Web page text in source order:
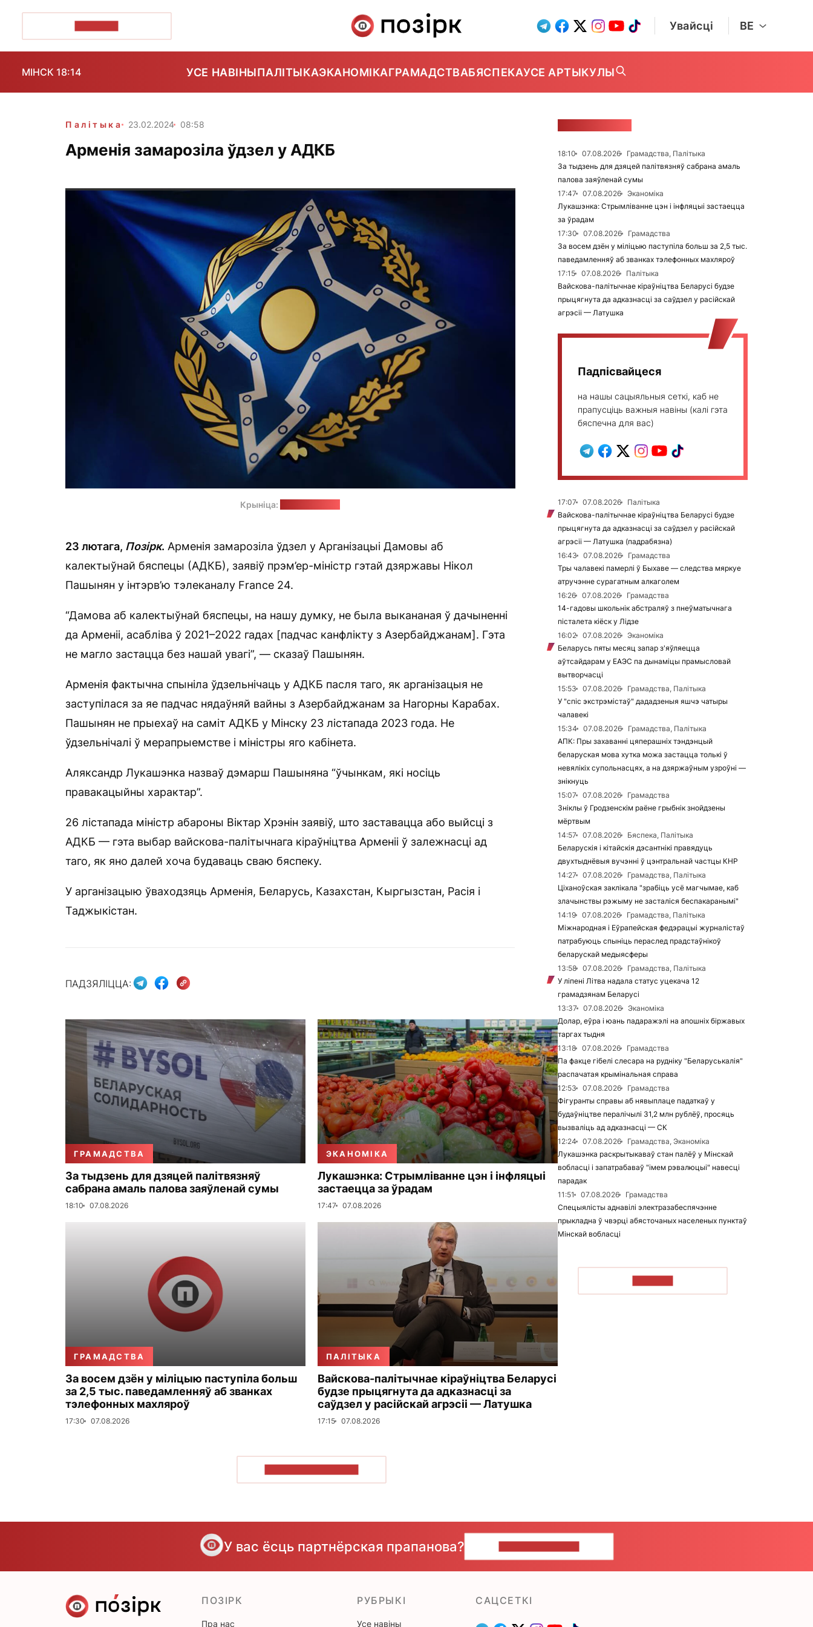
Увайсці BE
МІНСК 18:14 УСЕ НАВІНЫПАЛІТЫКАЭКАНОМІКАГРАМАДСТВАБЯСПЕКАУСЕ АРТЫКУЛЫ
Палітыка 23.02.2024 08:58
Арменія замарозіла ўдзел у АДКБ
Крыніца:
23 лютага, Позірк. Арменія замарозіла ўдзел у Арганізацыі Дамовы аб
калектыўнай бяспецы (АДКБ), заявіў прэм’ер-міністр гэтай дзяржавы Нікол
Пашынян у інтэрв’ю тэлеканалу France 24.
“Дамова аб калектыўнай бяспецы, на нашу думку, не была выкананая ў дачыненні
да Арменіі, асабліва ў 2021–2022 гадах [падчас канфлікту з Азербайджанам]. Гэта
не магло застацца без нашай увагі”, — сказаў Пашынян.
Арменія фактычна спыніла ўдзельнічаць у АДКБ пасля таго, як арганізацыя не
заступілася за яе падчас нядаўняй вайны з Азербайджанам за Нагорны Карабах.
Пашынян не прыехаў на саміт АДКБ у Мінску 23 лістапада 2023 года. Не
ўдзельнічалі ў мерапрыемстве і міністры яго кабінета.
Аляксандр Лукашэнка назваў дэмарш Пашыняна “ўчынкам, які носіць
правакацыйны характар”.
26 лістапада міністр абароны Віктар Хрэнін заявіў, што заставацца або выйсці з
АДКБ — гэта выбар вайскова-палітычнага кіраўніцтва Арменіі ў залежнасці ад
таго, як яно далей хоча будаваць сваю бяспеку.
У арганізацыю ўваходзяць Арменія, Беларусь, Казахстан, Кыргызстан, Расія і
Таджыкістан.
ПАДЗЯЛІЦЦА:
ГРАМАДСТВА
За тыдзень для дзяцей палітвязняў
сабрана амаль палова заяўленай сумы
18:10 07.08.2026
ЭКАНОМІКА
Лукашэнка: Стрымліванне цэн і інфляцыі
застаецца за ўрадам
17:47 07.08.2026
ГРАМАДСТВА
За восем дзён у міліцыю паступіла больш
за 2,5 тыс. паведамленняў аб званках
тэлефонных махляроў
17:30 07.08.2026
ПАЛІТЫКА
Вайскова-палітычнае кіраўніцтва Беларусі
будзе прыцягнута да адказнасці за
саўдзел у расійскай агрэсіі — Латушка
17:15 07.08.2026
18:10 07.08.2026
Грамадства, Палітыка
За тыдзень для дзяцей палітвязняў сабрана амаль
палова заяўленай сумы
17:47
07.08.2026
Эканоміка
Лукашэнка: Стрымліванне цэн і інфляцыі застаецца
за ўрадам
17:30
07.08.2026
Грамадства
За восем дзён у міліцыю паступіла больш за 2,5 тыс.
паведамленняў аб званках тэлефонных махляроў
17:15
07.08.2026
Палітыка
Вайскова-палітычнае кіраўніцтва Беларусі будзе
прыцягнута да адказнасці за саўдзел у расійскай
агрэсіі — Латушка
Падпісвайцеся
на нашы сацыяльныя сеткі, каб не
прапусціць важныя навіны (калі гэта
бяспечна для вас)
17:07 07.08.2026
Палітыка
Вайскова-палітычнае кіраўніцтва Беларусі будзе
прыцягнута да адказнасці за саўдзел у расійскай
агрэсіі — Латушка (падрабязна)
16:43
07.08.2026
Грамадства
Тры чалавекі памерлі ў Быхаве — следства мяркуе
атручэнне сурагатным алкаголем
16:26
07.08.2026
Грамадства
14-гадовы школьнік абстраляў з пнеўматычнага
пісталета кіёск у Лідзе
16:02
07.08.2026
Эканоміка
Беларусь пяты месяц запар з'яўляецца
аўтсайдарам у ЕАЭС па дынаміцы прамысловай
вытворчасці
15:53
07.08.2026
Грамадства, Палітыка
У "спіс экстрэмістаў" дададзеныя яшчэ чатыры
чалавекі
15:34
07.08.2026
Грамадства, Палітыка
АПК: Пры захаванні цяперашніх тэндэнцый
беларуская мова хутка можа застацца толькі ў
невялікіх супольнасцях, а на дзяржаўным узроўні —
знікнуць
15:07
07.08.2026
Грамадства
Зніклы ў Гродзенскім раёне грыбнік знойдзены
мёртвым
14:57
07.08.2026
Бяспека, Палітыка
Беларускія і кітайскія дэсантнікі правядуць
двухтыднёвыя вучэнні ў цэнтральнай частцы КНР
14:27
07.08.2026
Грамадства, Палітыка
Ціханоўская заклікала "зрабіць усё магчымае, каб
злачынствы рэжыму не засталіся беспакаранымі"
14:19
07.08.2026
Грамадства, Палітыка
Міжнародная і Еўрапейская федэрацыі журналістаў
патрабуюць спыніць пераслед прадстаўнікоў
беларускай медыясферы
13:58
07.08.2026
Грамадства, Палітыка
У ліпені Літва надала статус уцекача 12
грамадзянам Беларусі
13:37
07.08.2026
Эканоміка
Долар, еўра і юань падаражэлі на апошніх біржавых
таргах тыдня
13:18
07.08.2026
Грамадства
Па факце гібелі слесара на рудніку "Беларуськалія"
распачатая крымінальная справа
12:53
07.08.2026
Грамадства
Фігуранты справы аб нявыплаце падаткаў у
будаўніцтве пералічылі 31,2 млн рублёў, просяць
вызваліць ад адказнасці — СК
12:24
07.08.2026
Грамадства, Эканоміка
Лукашэнка раскрытыкаваў стан палёў у Мінскай
вобласці і запатрабаваў "імем рэвалюцыі" навесці
парадак
11:51
07.08.2026
Грамадства
Спецыялісты аднавілі электразабеспячэнне
прыкладна ў чвэрці абясточаных населеных пунктаў
Мінскай вобласці
У вас ёсць партнёрская прапанова?
ПОЗІРК
Пра нас
РУБРЫКІ
Усе навіны
САЦСЕТКІ